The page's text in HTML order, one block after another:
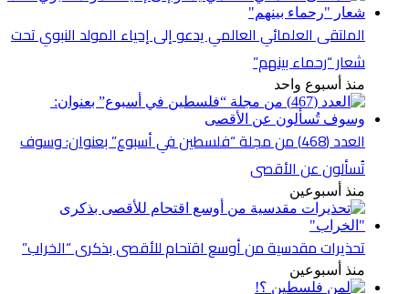
الملتقى العلمائي العالمي يدعو إلى إحياء المولد النبوي تحت
شعار “رحماء بينهم”
منذ أسبوع واحد
العدد (468) من مجلة “فلسطين في أسبوع” بعنوان: وسوف
تُسألون عن الأقصى
منذ أسبوعين
تحذيرات مقدسية من أوسع اقتحام للأقصى بذكرى “الخراب”
منذ أسبوعين